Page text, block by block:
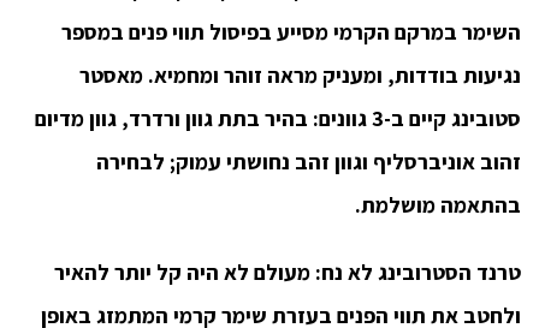
השימר במרקם הקרמי מסייע בפיסול תווי פנים במספר
נגיעות בודדות, ומעניק מראה זוהר ומחמיא. מאסטר
סטובינג קיים ב-3 גוונים: בהיר בתת גוון ורדרד, גוון מדיום
זהוב אוניברסליף וגוון זהב נחושתי עמוק; לבחירה
בהתאמה מושלמת.
טרנד הסטרובינג לא נח: מעולם לא היה קל יותר להאיר
ולחטב את תווי הפנים בעזרת שימר קרמי המתמזג באופן